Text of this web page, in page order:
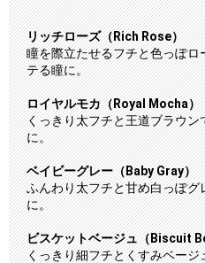
リッチローズ（Rich Rose）
瞳を際立たせるフチと色っぽ
テる瞳に。
ロイヤルモカ（Royal Mocha）
くっきり太フチと王道ブラウ
に。
ベイビーグレー（Baby Gray）
ふんわり太フチと甘め白っぽ
に。
ビスケットベージュ（Biscuit
くっきり細フチとくすみベー